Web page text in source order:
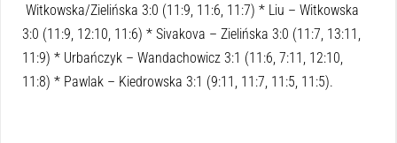
Witkowska/Zielińska 3:0 (11:9, 11:6, 11:7) * Liu – Witkowska
3:0 (11:9, 12:10, 11:6) * Sivakova – Zielińska 3:0 (11:7, 13:11,
11:9) * Urbańczyk – Wandachowicz 3:1 (11:6, 7:11, 12:10,
11:8) * Pawlak – Kiedrowska 3:1 (9:11, 11:7, 11:5, 11:5).